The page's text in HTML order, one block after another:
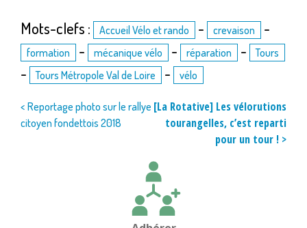
Mots-clefs : Accueil Vélo et rando - crevaison -
formation - mécanique vélo - réparation - Tours
- Tours Métropole Val de Loire - vélo
Navigation
de
< Reportage photo sur le rallye
citoyen fondettois 2018
[La Rotative] Les vélorutions
tourangelles, c’est reparti
pour un tour ! >